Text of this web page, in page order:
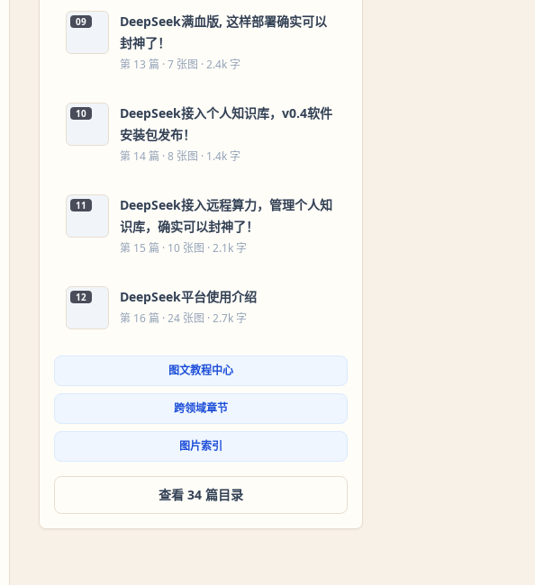
09
DeepSeek满血版, 这样部署确实可以
封神了！
第 13 篇 · 7 张图 · 2.4k 字
10
DeepSeek接入个人知识库，v0.4软件
安装包发布！
第 14 篇 · 8 张图 · 1.4k 字
11
DeepSeek接入远程算力，管理个人知
识库，确实可以封神了！
第 15 篇 · 10 张图 · 2.1k 字
12 DeepSeek平台使用介绍
第 16 篇 · 24 张图 · 2.7k 字
图文教程中心
跨领域章节
图片索引
查看 34 篇目录